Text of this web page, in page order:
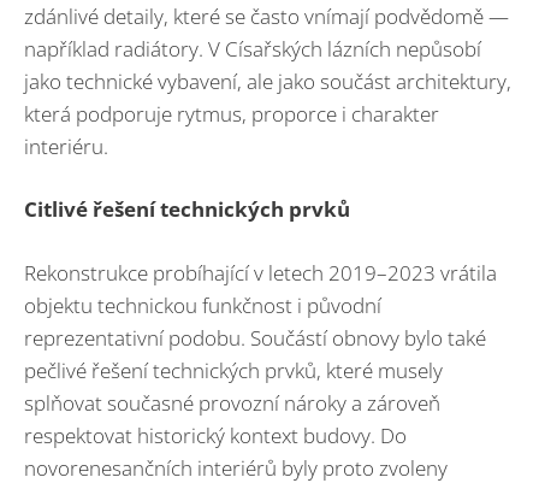
zdánlivé detaily, které se často vnímají podvědomě —
například radiátory. V Císařských lázních nepůsobí
jako technické vybavení, ale jako součást architektury,
která podporuje rytmus, proporce i charakter
interiéru.
Citlivé řešení technických prvků
Rekonstrukce probíhající v letech 2019–2023 vrátila
objektu technickou funkčnost i původní
reprezentativní podobu. Součástí obnovy bylo také
pečlivé řešení technických prvků, které musely
splňovat současné provozní nároky a zároveň
respektovat historický kontext budovy. Do
novorenesančních interiérů byly proto zvoleny